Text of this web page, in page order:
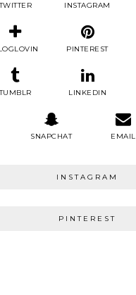
INSTAGRAM
PINTEREST
LINKEDIN
SNAPCHAT EMAIL
INSTAGRAM
PINTEREST